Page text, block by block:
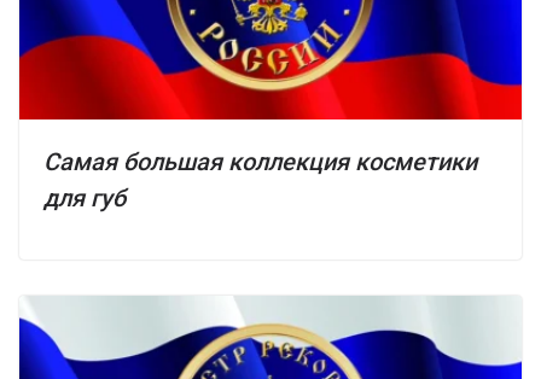
Самая большая коллекция косметики
для губ